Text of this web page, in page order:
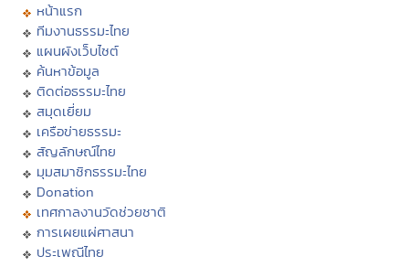
หน้าแรก
ทีมงานธรรมะไทย
แผนผังเว็บไซต์
ค้นหาข้อมูล
ติดต่อธรรมะไทย
สมุดเยี่ยม
เครือข่ายธรรมะ
สัญลักษณ์ไทย
มุมสมาชิกธรรมะไทย
Donation
เทศกาลงานวัดช่วยชาติ
การเผยแผ่ศาสนา
ประเพณีไทย